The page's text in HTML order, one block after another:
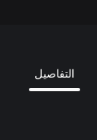
التفاصيل